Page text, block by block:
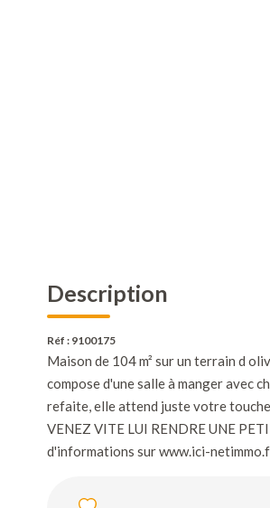
Description
Réf : 9100175
Maison de 104 m² sur un terrain d
compose d'une salle à manger avec
refaite, elle attend juste votre
VENEZ VITE LUI RENDRE UNE
d'informations sur www.ici-